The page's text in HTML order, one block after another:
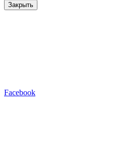
Закрыть
Facebook